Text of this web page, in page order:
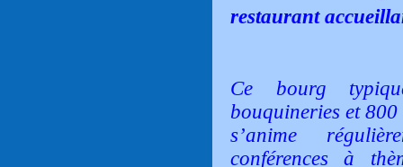
restaurant
Ce bourg
bouquineries et
s’anime
conférences à